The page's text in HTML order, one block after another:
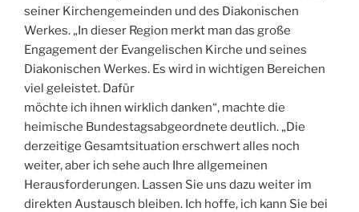
seiner Kirchengemeinden und des Diakonischen
Werkes. „In dieser Region merkt man das große
Engagement der Evangelischen Kirche und seines
Diakonischen Werkes. Es wird in wichtigen Bereichen
viel geleistet. Dafür
möchte ich ihnen wirklich danken“, machte die
heimische Bundestagsabgeordnete deutlich. „Die
derzeitige Gesamtsituation erschwert alles noch
weiter, aber ich sehe auch Ihre allgemeinen
Herausforderungen. Lassen Sie uns dazu weiter im
direkten Austausch bleiben. Ich hoffe, ich kann Sie bei